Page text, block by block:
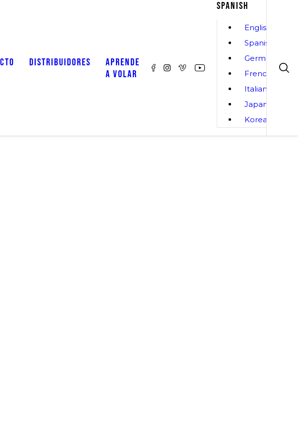
DISTRIBUIDORES
APRENDE
A VOLAR
SPANISH
English
Spanish
German
French
Italian
Japanese
Korean